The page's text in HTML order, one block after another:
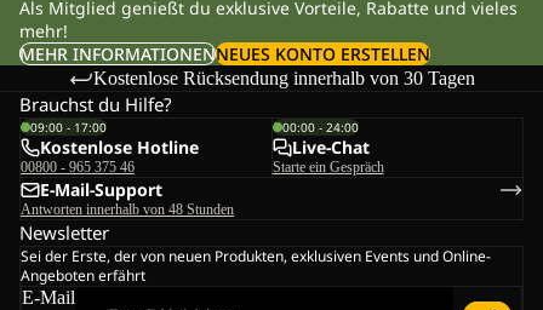
Als Mitglied genießt du exklusive Vorteile, Rabatte und vieles
mehr!
MEHR INFORMATIONENNEUES KONTO ERSTELLEN
Kostenlose Rücksendung innerhalb von 30 Tagen
Brauchst du Hilfe?
09:00 - 17:00
Kostenlose Hotline
00800 - 965 375 46
00:00 - 24:00
Live-Chat
Starte ein Gespräch
E-Mail-Support
Antworten innerhalb von 48 Stunden
Newsletter
Sei der Erste, der von neuen Produkten, exklusiven Events und Online-
Angeboten erfährt
E-Mail